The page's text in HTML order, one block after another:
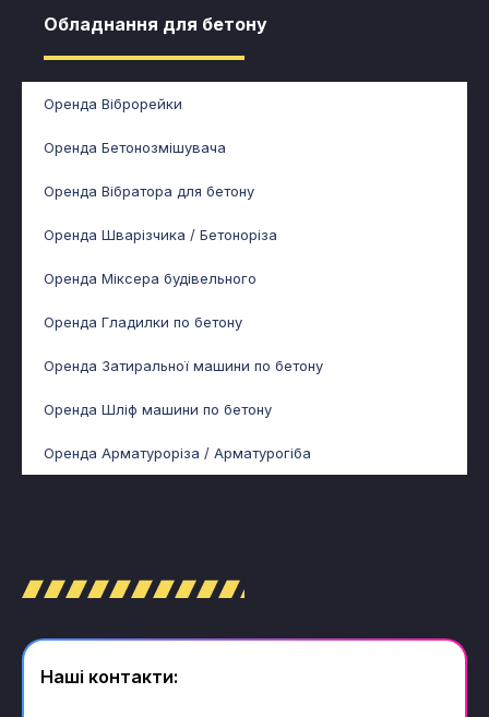
Обладнання для бетону​
Оренда Віброрейки
Оренда Бетонозмішувача
Оренда Вібратора для бетону
Оренда Шварізчика / Бетоноріза
Оренда Міксера будівельного
Оренда Гладилки по бетону
Оренда Затиральної машини по бетону
Оренда Шліф машини по бетону
Оренда Арматуроріза / Арматурогіба
Наші контакти: